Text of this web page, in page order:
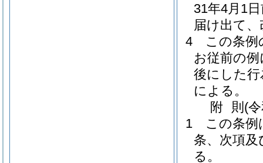
31年4月1
届け出て
4
この条
お従前の
後にした
による。
附 則 (
1
この条例
条、次項及
る。